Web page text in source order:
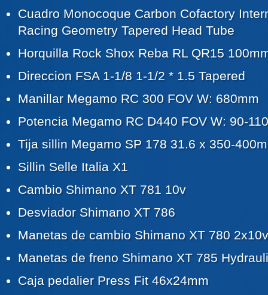
Cuadro Monocoque Carbon Cofactory
Racing Geometry Tapered Head Tube
Horquilla Rock Shox Reba RL QR15
Direccion FSA 1-1/8 1-1/2 * 1.5 Tapered
Manillar Megamo RC 300 FOV W: 680mm
Potencia Megamo RC D440 FOV W: 90-
Tija sillin Megamo SP 178 31.6 x 350-
Sillin Selle Italia X1
Cambio Shimano XT 781 10v
Desviador Shimano XT 786
Manetas de cambio Shimano XT 780 2x10v
Manetas de freno Shimano XT 785
Caja pedalier Press Fit 46x24mm